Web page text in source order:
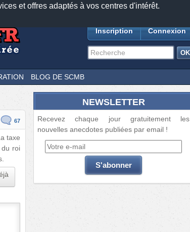
et offres adaptés à vos centres d'intérêt.
Facebook
TwitterFeeds18881anecdotes-415lecteurs connectés
Inscription Connexion
BLOG DE SCMB
67
taxe
du roi
NEWSLETTER
Recevez chaque jour gratuitement les
nouvelles anecdotes publiées par email !